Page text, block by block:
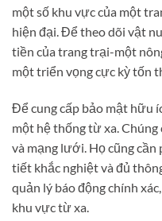
một số khu vực của một
hiện đại. Để theo dõi vật
tiền của trang trại-một
một triển vọng cực kỳ tốn
Để cung cấp bảo mật hữu
một hệ thống từ xa.
và mạng lưới. Họ cũng
tiết khắc nghiệt và đủ
quản lý báo động chính
khu vực từ xa.